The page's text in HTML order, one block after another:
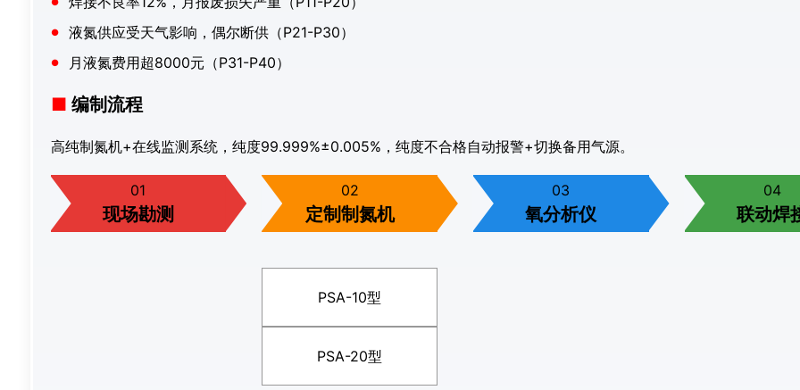
液氮供应受天气影响，偶尔断供（P21-P30）
月液氮费用超8000元（P31-P40）
编制流程
高纯制氮机+在线监测系统，纯度99.999%±0.005%，纯度不合格自动报警+切换备用气源。
01
现场勘测
02
定制制氮机
PSA-10型
PSA-20型
03
氧分析仪
04
联动焊